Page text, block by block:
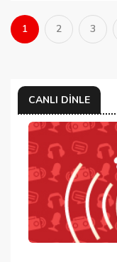
1 2 3
CANLI DINLE